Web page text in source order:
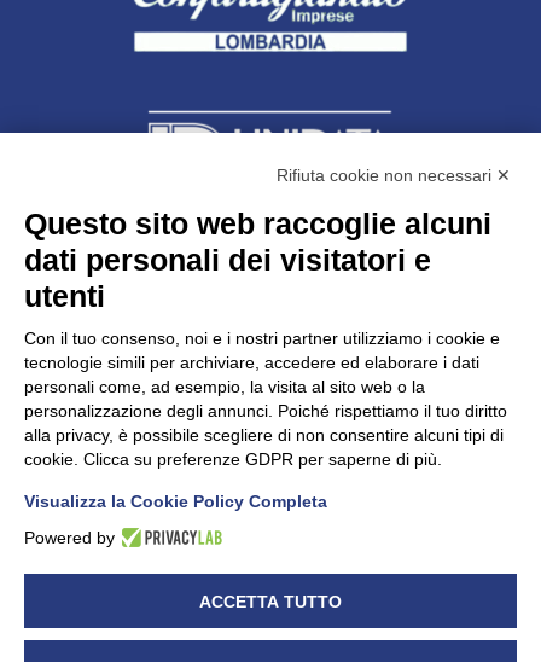
Unidata s.r.lcon unico socio
Largo dell’Artigianato, 1 - 23100 Sondrio
C.F. 00481790145 - N.REA SO-36426
PEC: unidata.sondrio@legalmail.it
Cap. soc. euro 100.000,00 i.v.
UNIDATA - Informativa privacy (per i clienti)
UNIDATA - Whistleblowing
Rifiuta cookie non necessari ✕
Questo sito web raccoglie alcuni
dati personali dei visitatori e
utenti
Con il tuo consenso, noi e i nostri partner utilizziamo i cookie e
tecnologie simili per archiviare, accedere ed elaborare i dati
personali come, ad esempio, la visita al sito web o la
personalizzazione degli annunci. Poiché rispettiamo il tuo diritto
alla privacy, è possibile scegliere di non consentire alcuni tipi di
cookie. Clicca su preferenze GDPR per saperne di più.
Visualizza la Cookie Policy Completa
Powered by
ACCETTA TUTTO